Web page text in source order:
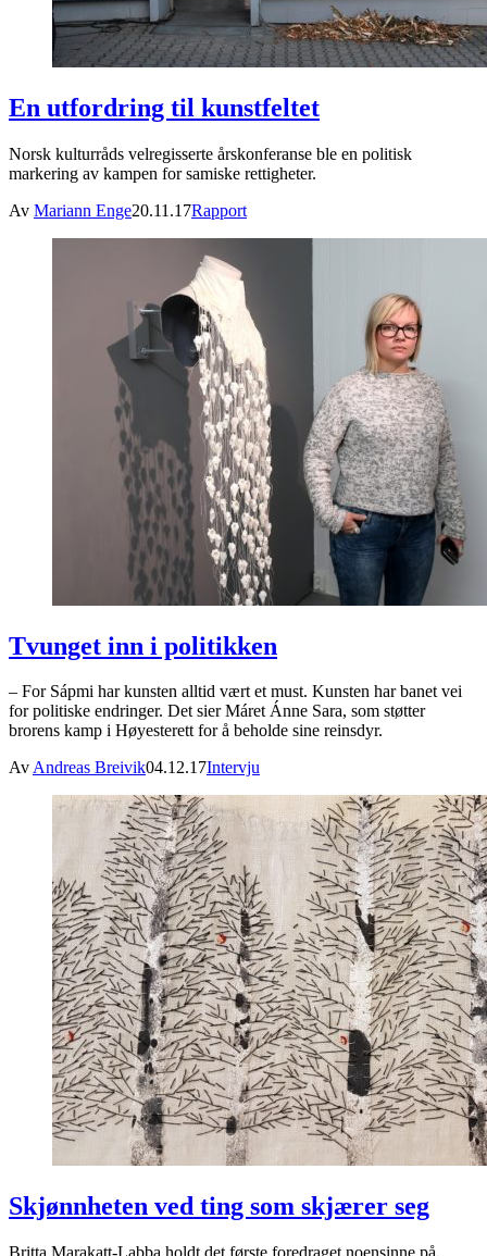
En utfordring til kunstfeltet
Norsk kulturråds velregisserte årskonferanse ble en politisk
markering av kampen for samiske rettigheter.
Av Mariann Enge20.11.17Rapport
Tvunget inn i politikken
– For Sápmi har kunsten alltid vært et must. Kunsten har banet vei
for politiske endringer. Det sier Máret Ánne Sara, som støtter
brorens kamp i Høyesterett for å beholde sine reinsdyr.
AvAndreas Breivik04.12.17Intervju
Skjønnheten ved ting som skjærer seg